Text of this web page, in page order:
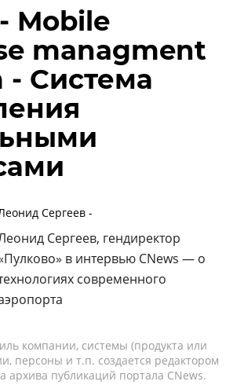
Mobile
managment
- Система
Сергеев -
Сергеев, гендиректор
в интервью CNews — о
современного
компании, системы (продукта или
персоны и т.п. создается редактором
архива публикаций портала CNews.